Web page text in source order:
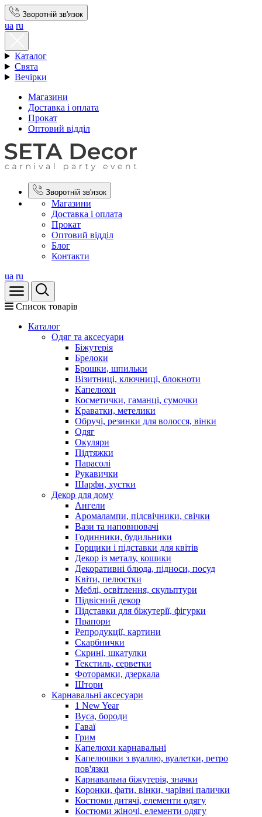
Зворотній зв'язок
ua ru
Каталог
Свята
Вечірки
Магазини
Доставка і оплата
Прокат
Оптовий відділ
Зворотній зв'язок
Магазини
Доставка і оплата
Прокат
Оптовий відділ
Блог
Контакти
ua ru
Список товарів
Каталог
Oдяг та аксесуари
Біжутерія
Брелоки
Брошки, шпильки
Візитниці, ключниці, блокноти
Капелюхи
Косметички, гаманці, сумочки
Краватки, метелики
Обручі, резинки для волосся, вінки
Одяг
Окуляри
Підтяжки
Парасолі
Рукавички
Шарфи, хустки
Декор для дому
Ангели
Аромалампи, підсвічники, свічки
Вази та наповнювачі
Годинники, будильники
Горщики і підставки для квітів
Декор із металу, кошики
Декоративні блюда, підноси, посуд
Квіти, пелюстки
Меблі, освітлення, скульптури
Підвісний декор
Підставки для біжутерії, фігурки
Прапори
Репродукції, картини
Скарбнички
Скрині, шкатулки
Текстиль, серветки
Фоторамки, дзеркала
Штори
Карнавальні аксесуари
1 New Year
Вуса, бороди
Гаваї
Грим
Капелюхи карнавальні
Капелюшки з вуаллю, вуалетки, ретро
пов'язки
Карнавальна біжутерія, значки
Коронки, фати, вінки, чарівні палички
Костюми дитячі, елементи одягу
Костюми жіночі, елементи одягу